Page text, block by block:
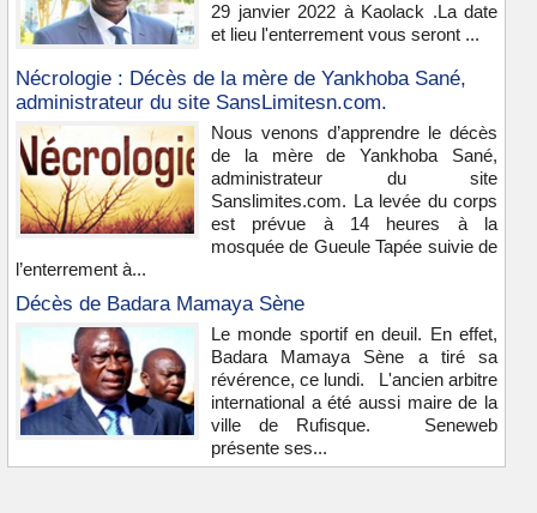
29 janvier 2022 à Kaolack .La date
et lieu l'enterrement vous seront ...
Nécrologie : Décès de la mère de Yankhoba Sané,
administrateur du site SansLimitesn.com.
Nous venons d’apprendre le décès
de la mère de Yankhoba Sané,
administrateur du site
Sanslimites.com. La levée du corps
est prévue à 14 heures à la
mosquée de Gueule Tapée suivie de
l’enterrement à...
Décès de Badara Mamaya Sène
Le monde sportif en deuil. En effet,
Badara Mamaya Sène a tiré sa
révérence, ce lundi. L'ancien arbitre
international a été aussi maire de la
ville de Rufisque. Seneweb
présente ses...